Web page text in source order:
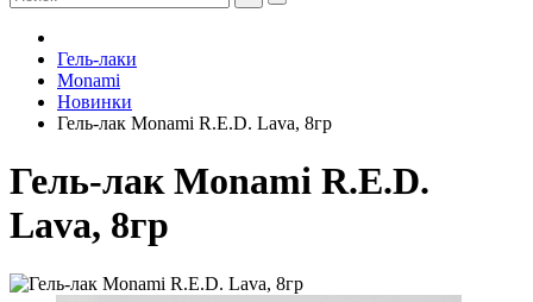
Гель-лаки
Monami
Новинки
Гель-лак Monami R.E.D. Lava, 8гр
Гель-лак Monami R.E.D.
Lava, 8гр